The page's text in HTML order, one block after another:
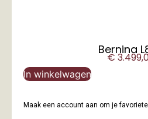
Bernina
€
In winkelwagen
Maak een account aan om je